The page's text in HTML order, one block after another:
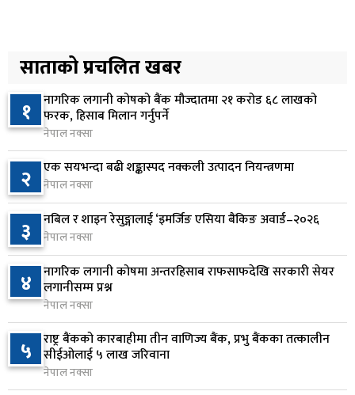
५
बजेट शेखरद्धारा लिन अस्वीकार
२ दिन अघि
६
रूकुम पश्चिममा प्रहरीको गाडीले मोटरसाइकललाई
ठक्कर दिँदा किशोरको मृत्यु
२ दिन अघि
७
प्रतिनिधिसभा बैठक बस्दै , पाँच विधेयक र प्रतिवेदन
प्रस्तुत हुने
२ दिन अघि
८
आज बस्ने भनिएको राष्ट्रिय सभाको बैठक बुधबारका लागि
सर्‍यो
२ दिन अघि
९
वीरगञ्जमा ट्यांकरको सिल खोलेर तेल निकाल्ने सात जना
रंगेहात पक्राउ
साताको प्रचलित खबर
१ नागरिक लगानी कोषको बैंक मौज्दातमा २१ करोड ६८ लाखको
फरक, हिसाब मिलान गर्नुपर्ने
नेपाल नक्सा
२ एक सयभन्दा बढी शङ्कास्पद नक्कली उत्पादन नियन्त्रणमा
नेपाल नक्सा
३ नबिल र शाइन रेसुङ्गालाई ‘इमर्जिङ एसिया बैंकिङ अवार्ड–२०२६
नेपाल नक्सा
४ नागरिक लगानी कोषमा अन्तरहिसाब राफसाफदेखि सरकारी सेयर
लगानीसम्म प्रश्न
नेपाल नक्सा
५ राष्ट्र बैंकको कारबाहीमा तीन वाणिज्य बैंक, प्रभु बैंकका तत्कालीन
सीईओलाई ५ लाख जरिवाना
नेपाल नक्सा